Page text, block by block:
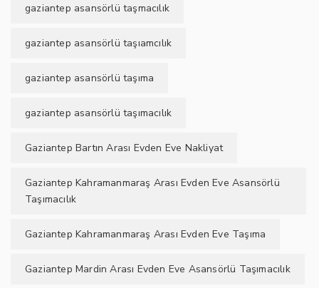
gaziantep asansörlü taşmacılık
gaziantep asansörlü taşıamcılık
gaziantep asansörlü taşıma
gaziantep asansörlü taşımacılık
Gaziantep Bartın Arası Evden Eve Nakliyat
Gaziantep Kahramanmaraş Arası Evden Eve Asansörlü
Taşımacılık
Gaziantep Kahramanmaraş Arası Evden Eve Taşıma
Gaziantep Mardin Arası Evden Eve Asansörlü Taşımacılık